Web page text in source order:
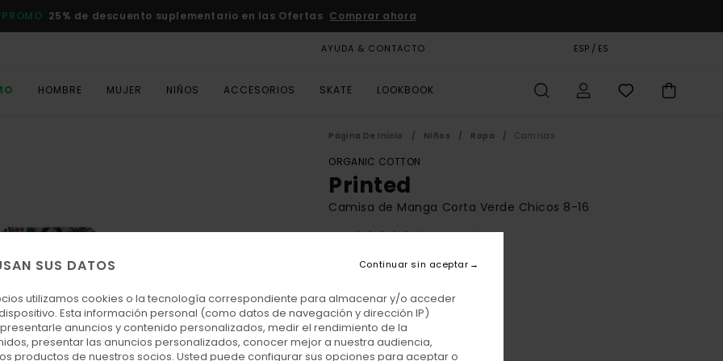
PROMO 25% de descuento suplementario en las Ofertas Comprar ahora
AYUDA & CONTACTO ESP / ES
HOMBRE MUJER NIÑOS ACCESORIOS SKATE LOOKBOOK
Página De Inicio Niños Ropa Camisas
ORGANIC COTTON
Printed
Camisa de Manga Corta Verde Chicos 8-16
5.0
ECO-BONUS
28,87 €
OFERTAS
DOBLE PROMO -25% EXTRA
SUS DATOS
utilizamos cookies o la tecnología correspondiente para almacenar y/o acceder
Esta información personal (como datos de navegación y dirección IP)
anuncios y contenido personalizados, medir el rendimiento de la
presentar las anuncios personalizados, conocer mejor a nuestra audiencia,
productos de nuestros socios. Usted puede configurar sus opciones para aceptar o
Continuar sin aceptar